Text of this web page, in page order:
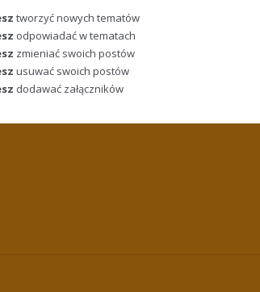
tworzyć nowych tematów
odpowiadać w tematach
zmieniać swoich postów
usuwać swoich postów
dodawać załączników